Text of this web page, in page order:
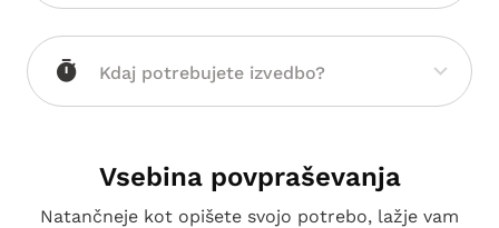
Vsebina povpraševanja
Natančneje kot opišete svojo potrebo, lažje vam